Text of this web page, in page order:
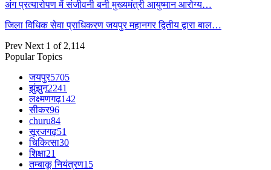
अंग प्रत्यारोपण में संजीवनी बनी मुख्यमंत्री आयुष्मान आरोग्य…
जिला विधिक सेवा प्राधिकरण जयपुर महानगर द्वितीय द्वारा बाल…
Prev Next 1 of 2,114
Popular Topics
जयपुर5705
झुंझुनू2241
लक्ष्मणगढ़142
सीकर96
churu84
सूरजगढ़51
चिकित्सा30
शिक्षा21
तम्बाकू नियंत्रण15